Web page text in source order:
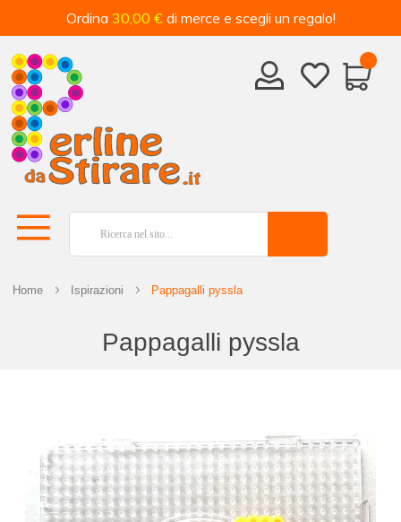
Ordina 30,00 € di merce e scegli un regalo!
Home Ispirazioni Pappagalli pyssla
Pappagalli pyssla